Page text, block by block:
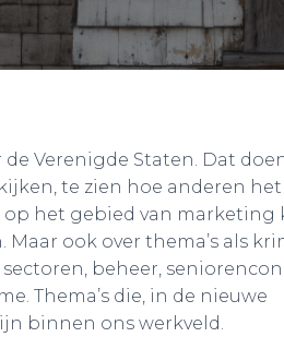
Verenigde Staten. Dat
te zien hoe anderen het
op het gebied van marketing
ook over thema’s als
beheer,
Thema’s die, in de nieuwe
binnen ons werkveld.